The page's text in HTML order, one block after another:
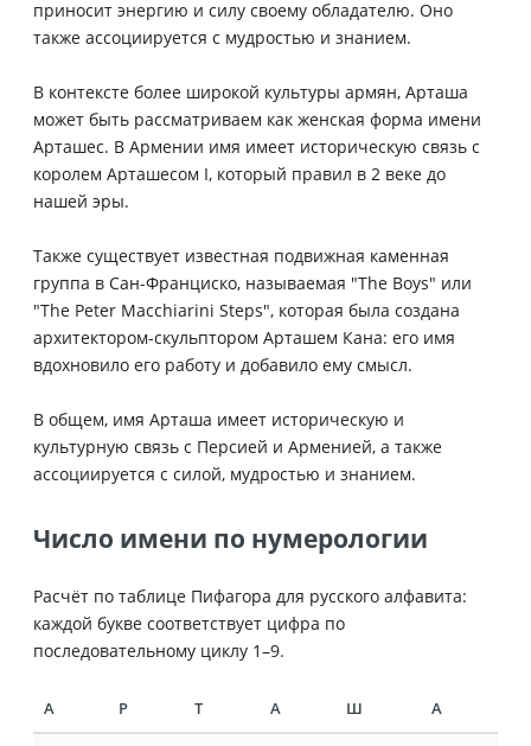
приносит энергию и силу своему обладателю. Оно
также ассоциируется с мудростью и знанием.
В контексте более широкой культуры армян, Арташа
может быть рассматриваем как женская форма имени
Арташес. В Армении имя имеет историческую связь с
королем Арташесом I, который правил в 2 веке до
нашей эры.
Также существует известная подвижная каменная
группа в Сан-Франциско, называемая "The Boys" или
"The Peter Macchiarini Steps", которая была создана
архитектором-скульптором Арташем Кана: его имя
вдохновило его работу и добавило ему смысл.
В общем, имя Арташа имеет историческую и
культурную связь с Персией и Арменией, а также
ассоциируется с силой, мудростью и знанием.
Число имени по нумерологии
Расчёт по таблице Пифагора для русского алфавита:
каждой букве соответствует цифра по
последовательному циклу 1–9.
А Р Т А Ш А